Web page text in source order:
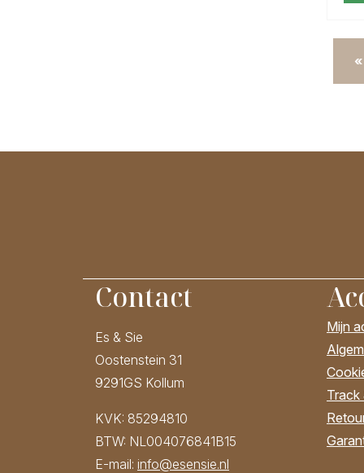
Contact
Es & Sie
Oostenstein 31
9291GS Kollum
KVK: 85294810
BTW: NL004076841B15
E-mail: info@esensie.nl
Mijn
Track